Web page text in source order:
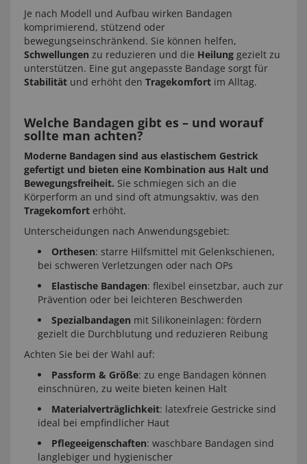
Je nach Modell und Aufbau wirken Bandagen
komprimierend, stützend oder
bewegungseinschränkend. Sie können helfen,
Schwellungen zu reduzieren und die Heilung gezielt zu
unterstützen. Eine gut angepasste Bandage sorgt für
Stabilität und erhöht den Tragekomfort im Alltag.
Welche Bandagen gibt es – und worauf
sollte man achten?
Moderne Bandagen sind aus elastischem Gestrick
gefertigt und bieten eine Kombination aus Halt und
Bewegungsfreiheit. Sie schmiegen sich an die
Körperform an und sind oft atmungsaktiv, was den
Tragekomfort erhöht.
Unterscheidungen nach Anwendungsgebiet:
Orthesen: starre Hilfsmittel mit Gelenkschienen,
bei schweren Verletzungen oder nach OPs
Elastische Bandagen: flexibel einsetzbar, auch zur
Prävention oder bei leichteren Beschwerden
Spezialbandagen mit Silikoneinlagen: fördern
gezielt die Durchblutung und reduzieren Reibung
Achten Sie bei der Wahl auf:
Passform & Größe: zu enge Bandagen können
einschnüren, zu weite bieten keinen Halt
Materialverträglichkeit: latexfreie Gestricke sind
ideal bei empfindlicher Haut
Pflegeeigenschaften: waschbare Bandagen sind
langlebiger und hygienischer